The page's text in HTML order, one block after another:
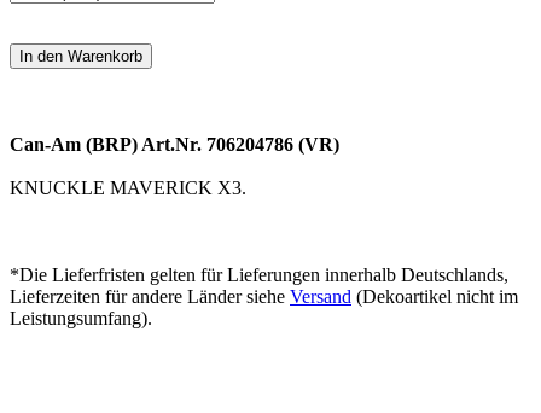
Can-Am (BRP) Art.Nr. 706204786 (VR)
KNUCKLE MAVERICK X3.
*Die Lieferfristen gelten für Lieferungen innerhalb Deutschlands,
Lieferzeiten für andere Länder siehe Versand (Dekoartikel nicht im
Leistungsumfang).